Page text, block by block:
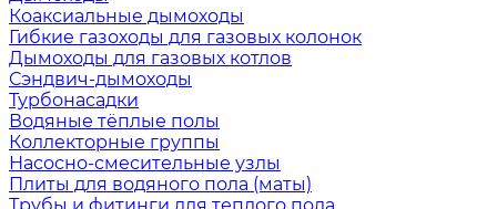
Коаксиальные дымоходы
Гибкие газоходы для газовых колонок
Дымоходы для газовых котлов
Сэндвич-дымоходы
Турбонасадки
Водяные тёплые полы
Коллекторные группы
Насосно-смесительные узлы
Плиты для водяного пола (маты)